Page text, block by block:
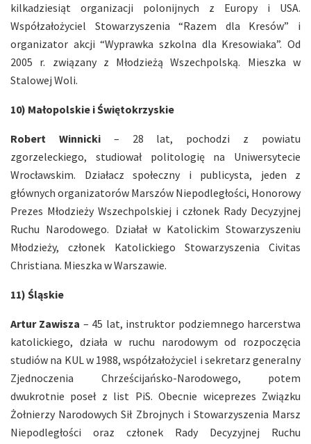
kilkadziesiąt organizacji polonijnych z Europy i USA.
Współzałożyciel Stowarzyszenia “Razem dla Kresów” i
organizator akcji “Wyprawka szkolna dla Kresowiaka”. Od
2005 r. związany z Młodzieżą Wszechpolską. Mieszka w
Stalowej Woli.
10) Małopolskie i Świętokrzyskie
Robert Winnicki– 28 lat, pochodzi z powiatu
zgorzeleckiego, studiował politologię na Uniwersytecie
Wrocławskim. Działacz społeczny i publicysta, jeden z
głównych organizatorów Marszów Niepodległości, Honorowy
Prezes Młodzieży Wszechpolskiej i członek Rady Decyzyjnej
Ruchu Narodowego. Działał w Katolickim Stowarzyszeniu
Młodzieży, członek Katolickiego Stowarzyszenia Civitas
Christiana. Mieszka w Warszawie.
11) Śląskie
Artur Zawisza – 45 lat, instruktor podziemnego harcerstwa
katolickiego, działa w ruchu narodowym od rozpoczęcia
studiów na KUL w 1988, współzałożyciel i sekretarz generalny
Zjednoczenia Chrześcijańsko-Narodowego, potem
dwukrotnie poseł z list PiS. Obecnie wiceprezes Związku
Żołnierzy Narodowych Sił Zbrojnych i Stowarzyszenia Marsz
Niepodległości oraz członek Rady Decyzyjnej Ruchu